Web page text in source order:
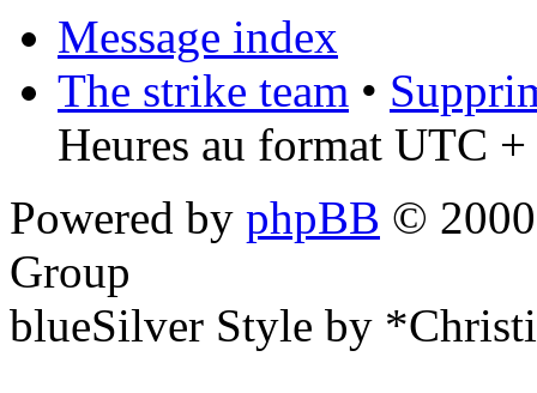
Message index
The strike team •
Heures au format UTC
Powered by phpBB ©
Group
blueSilver Style by